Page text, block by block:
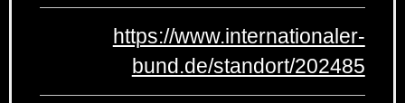
https://www.internationaler-
bund.de/standort/202485